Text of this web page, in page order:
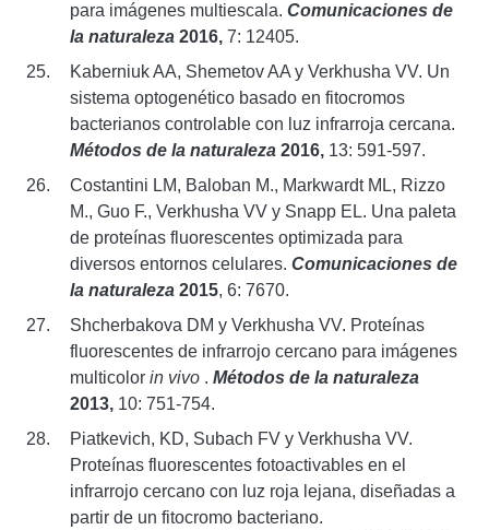
para imágenes multiescala. Comunicaciones de
la naturaleza 2016, 7: 12405.
Kaberniuk AA, Shemetov AA y Verkhusha VV. Un
sistema optogenético basado en fitocromos
bacterianos controlable con luz infrarroja cercana.
Métodos de la naturaleza 2016, 13: 591-597.
Costantini LM, Baloban M., Markwardt ML, Rizzo
M., Guo F., Verkhusha VV y Snapp EL. Una paleta
de proteínas fluorescentes optimizada para
diversos entornos celulares. Comunicaciones de
la naturaleza 2015, 6: 7670.
Shcherbakova DM y Verkhusha VV. Proteínas
fluorescentes de infrarrojo cercano para imágenes
multicolor in vivo . Métodos de la naturaleza
2013, 10: 751-754.
Piatkevich, KD, Subach FV y Verkhusha VV.
Proteínas fluorescentes fotoactivables en el
infrarrojo cercano con luz roja lejana, diseñadas a
partir de un fitocromo bacteriano.